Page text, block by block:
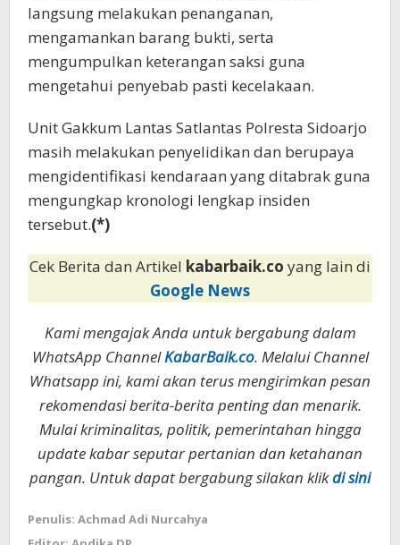
langsung melakukan penanganan,
mengamankan barang bukti, serta
mengumpulkan keterangan saksi guna
mengetahui penyebab pasti kecelakaan.
Unit Gakkum Lantas Satlantas Polresta Sidoarjo
masih melakukan penyelidikan dan berupaya
mengidentifikasi kendaraan yang ditabrak guna
mengungkap kronologi lengkap insiden
tersebut.(*)
Cek Berita dan Artikel kabarbaik.co yang lain di
Google News
Kami mengajak Anda untuk bergabung dalam
WhatsApp ChannelKabarBaik.co. Melalui Channel
Whatsapp ini, kami akan terus mengirimkan pesan
rekomendasi berita-berita penting dan menarik.
Mulai kriminalitas, politik, pemerintahan hingga
update kabar seputar pertanian dan ketahanan
pangan. Untuk dapat bergabung silakan klikdi sini
Penulis: Achmad Adi Nurcahya